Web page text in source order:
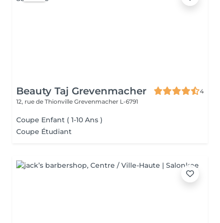
Beauty Taj Grevenmacher
4
12, rue de Thionville Grevenmacher L-6791
Coupe Enfant ( 1-10 Ans )
Coupe Étudiant